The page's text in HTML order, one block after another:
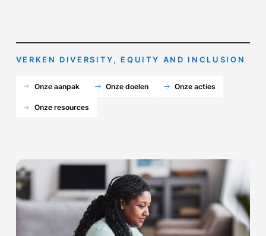
VERKEN DIVERSITY, EQUITY AND INCLUSION
Onze aanpak Onze doelen Onze acties
Onze resources